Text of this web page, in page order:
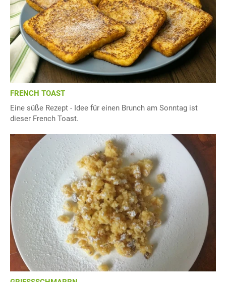
FRENCH TOAST
Eine süße Rezept - Idee für einen Brunch am Sonntag ist
dieser French Toast.